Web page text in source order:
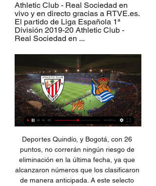
Athletic Club - Real Sociedad en
vivo y en directo gracias a RTVE.es.
El partido de Liga Española 1ª
División 2019-20 Athletic Club -
Real Sociedad en ...
Deportes Quindío, y Bogotá, con 26 puntos, no correrán ningún riesgo de eliminación en la última fecha, ya que alcanzaron números que los clasificaron de manera anticipada. A este selecto grupo también se encuentran Boyacá Chicó (24 pts.) y Real Cartagena (23 pts.), que lograron los resultados necesarios para hacerse inalcanzables en el tema de la puntuación.

Veracruz. Los nombres de los culpables de la mala racha del Veracruz. Seis docenas de jugadores de los Tiburones Rojos entraron en el libro negro del fútbol internacional …

Madrid, 29 sep (EFE).- El Eibar podrá a prueba la capacidad de reacción del Real Madrid en el Bernabéu, donde el líder tiene que cortar la racha de dos empates seguidos en la Liga, además del de la "Champions", acosado por el Barcelona que no falla y que visita Balaídos tan solo...

Velez vs Rosario Central en vivo - @Crack Deportivo. Velez Sarsfield - Rosario Central. Related Videos . Previa Patronato vs Vélez Sarsfield - Jornada 15 - Superliga Argentina... - Pronósticos y horarios. Deja tu pronóstico en los comentarios! Previa completa y más pronósticos en:.

RESULTADOS: Leones de Yucatán 4-2 Rieleros de Aguascalientes, Bravos de León 2-1 Acereros de Monclova, Sultanes de Monterrey 12-9 Pericos de Puebla, Diablos Rojos del México 6-5 Tecolotes de los Dos Laredos, Tigres de Quintana Roo 6-2 Generales de Durango, y Olmecas de Tabasco 7-2 Saraperos de Saltillo.

Argentina - CA Aldosivi - Resultados, fixtures, calendario, estadísticas - Envivo24 El servicio de los resultados de fútbol en vivo más rápido y confiable! Inicio

Los del meta, que estaban de locales en Tunja, debieron cambiarse porque Boyacá Chicó jugará allí a la misma hora. Deportes Quindío, con el tiquete asegurado a semifinales, será juez de Llaneros, que debe ganar para pelear clasificación. El juego Llaneros Fútbol Club-Deportes Quindío, por

Información: El resultado Sport Victoria vs. Alianza Atlético de Fútbol de Perú se muestra en tiempo real. Si la transmisión en vivo y en directo no se encuentra disponible, el resultado será actualizado apenas finalice el partido.

Fecha número 2 del fútbol de primera división de México a jugarse el día Sábado 15 de Enero 2011, un juego bastante llevado al morbo, por el simple hecho de que ambos equipos estan inmersos en la lucha por no descender, así pues este Tigres Necaxa Online será sin …

Obtén fácilmente instrucciones y direcciones desde Polideportivo Tigres UANL con la aplicación Moovit o desde el sitio web. Hacemos que viajar a Polideportivo Tigres UANL sea fácil, por eso más de 460 millones de usuarios, incluidos los usuarios de Monterrey, confían en Moovit como la mejor aplicación de transporte público.

El uruguayo Tabaré Vázquez llega al primer año de su segunda presidencia con muchos pendientes: mejorar la economía, mantener a raya el desempleo y probar que la izquierda puede gobernar en tiempos de vacas flacas, dijeron a Sputnik Nóvosti empresarios, sindicalistas y analistas.

Ver Athletic vs Real Sociedad en directo Athletic Club vs Re hace 9 horas — Athletic Club Real Sociedad marcadores en directo (y ver en vivo gratis Date and time 13/1/2024, 9:30. Estadio San Mamés. Lugar.

Real Sociedad - Últimas noticias Real Sociedad. Athletic Club - Real Sociedad: horario y dónde ver en TV hoy el partido de. LALIGA EA Sports. Athletic Club - Real Sociedad: horario y dónde ver ...

Athletic Real Sociedad vídeo del partido Athletic Club 2-0 R hace 8 horas — Por internet podrán seguir la cobertura minuto a minuto en vivo que se Necaxa vs Chivas en VIVO. Athletic contra Real Sociedad vídeo del ...

Saber que de forma inmediata vas a tener una respuesta de una persona experta te da seguridad, tanto para nosotras, familiares de referencia, como para mi marido saber de la disponibilidad de alertar en caso de que sea necesario" (Familiar de usuario con Teleasistencia domiciliaria Lugo) "

La nota es de Samu (Rantifusiano total y un tío mu legal y digno de crédito) y me ha llegado tal cual así.... Saludos Geodudes! Como bien sabéis, el grupo ultra 'Hazte Oir' ha logrado, bajo amenazas de boicot, que ciertas marcas dejen de publicitarse en La Sexta a raiz de la emisión de los espaciales "Salvados por la Iglesia" dos programas.

Autorizo a Eurosport para el envío de noticias e información sobre sus productos y servicios. Crea tu cuenta Haciendo click en "Crear mi cuenta" usted acepta Términos y condiciones incluido nuestro Política de cookies .For more information about how we use your personal data, please refer to our Política de …

Horario, resultado y estadísticas del Bonsucesso - Barra da Tijuca | Carioca 2 G 2 2018 ¡Vas a denunciar un contenido! x. Denuncia sólo contenidos que incumplan nuestras Normas de uso o conducta. Aunque revisamos todas las denuncias que nos llegan, sólo respondemos si procede.

En Turquia un ingenioso proyecto en beneficio de los perros callejeros puesto en marcha como prototipo en Estambul, Turquía, como una iniciativa de responsabilidad social para alimentar y saciar la sed de los animales de la calle, patrocinada por Yücesan Wagon Co. y la Asociación Vida Ecológica Oliva ( ZEYED es ) en cooperación con el I + D.

Jose Antonio Goulart está en Facebook. Únete a Facebook para conectar con Jose Antonio Goulart y otras personas que tal vez conozcas. Facebook da a la...

Real Sociedad TV HIGHLIGHTS | Athletic Club 0-1 Real Sociedad | Final Copa del Rey. Real FACE TO FACE | 1997ko belaunaldia | Aihen Muñoz vs Ander Guevara | Real Sociedad.

[Redacción] Se anunciaron las series inaugurales para la temporada 2017: Ciudad de México.- Los Piratas de Campeche levantarán el telón de la Temporada 2017 de la Liga Mexicana de Béisbol en casa, cuando el 31 de marzo reciban a los Olmecas de Tabasco, se acordó en la Asamblea de Presidentes de LMB, donde también se confirmó que el.

Amistosos Comentarios en directo del Costa de Marfil v RD Congo 13 de octubre de 2019, incluyendo todas las estadísticas y eventos clave del partido, actualizado al instante.

Donde televisan ATHLETIC BILBAO REAL SOCIEDAD hace 11 horas — Donde televisan Athletic Club Bilbao Real Sociedad hoy liga y donde ver Athletic Bilbao online gratis directo por internet en vivo en línea hd ...

Tottenham recibe al combinado de Liverpool en el Estadio Wanda Metropolitano por el compromiso en vivo de la final de la Champion League. Los dirigidos por Pochettino buscan imponerse ante los Reds, salir victoriosos con miras al título del torneo.

Resumen del Athletic Bilbao 0 - Barcelona 0: Vuelve a salvar al Barça en San Mamés con varias paradas prodigiosas. Messi, tocado, no pudo destacar. Empieza una nueva Liga: el Madrid se pone a seis puntos del líder.

Descubre a que hora juega Celta de Vigo vs Valencia en vivo y en Directo Hoy sábado 24 de agosto del 2019 partido. Celta de Vigo y Valencia por la fase de grupos de la España LaLiga Santander En Tarjetarojatvonline.com podras seguir la transmision entre Celta de Vigo vs Valencia en vivo y. Sevilla vs Slavia Praga: alineaciones iniciales

Ver Real Sociedad vs Athletic Bilbao el 30.09.2023 – Resúmenes y transmisiones en vivo del encuentro de fútbol La Liga 2023/24 entre Real Sociedad y Athletic Bilbao. El mejor lugar para ver el partido del ...

CHOQUE DE CANDELA ENTRE ALIANZA ATLÉTICO VS CÉSAR VALLEJO POR LA FECHA 27 SEGUNDA PROFESIONAL. Este domingo desde las 13:00 horas, el norte peruano se paralizará para vivir 90′ de candela, cuando se vean las caras Alianza Atlético y la Universidad César Vallejo, en un choque correspondiente a la jornada 27 del Torneo de la Segunda.

Puerto Rico, llamado oficialmente Estado Libre Asociado de Puerto Rico, es un territorio no incorporado de los Estados Unidos con estatus de autogobierno, se encuentra situado al noreste del Caribe, al este de la República Dominicana y al oeste de las Islas Vírgenes.

Athletic Club - Real Sociedad en directo - La Liga Siga el partido La Liga en directo Fútbol en streaming entre el Athletic Club y el Real Sociedad con Eurosport. El partido comienza a las 16:15 el 15 de ...

Dónde ver en vivo y en directo online el derbi vasco Real 29 sept 2023 — Te contamos dónde ver en directo online el Real Sociedad vs. Athletic Club de Bilbao de La Liga 2023-2024: Movistar, DAZN, ...

Amistosos Comentarios en directo del Ecuador v Argentina 13 de octubre de 2019, incluyendo todas las estadísticas y eventos clave del partido, actualizado al instante.

Jornada 26: ATHLETIC-REAL SOCIEDAD Jornada 26: ATHLETIC-REAL SOCIEDAD · 93:13 Final del partido en San Mamés · 90:41 Fiuera de juego de J. · 89:26 Disparo mordido de Toquero, a las manos de Bravo ...

El vallisoletano firmó con el Córdoba CF por dos cursos más otro opcional en caso de ascenso. Cordoba CF. González, en su última aparición pública en Córdoba. González deja caer el 10 de diciembre como fecha del fin de la era León en el Córdoba CF. Rafael Cano.

EN VIVO l. a. fecha 11 del fútbol paraguayo. El encuentro irá ONLINE desde las 17:15(hora peruana) vía LIVE STREAMING de TIGO Sports.MINUTO A MINUTO los angeles visita ante Cerro Porteño. - 61' ¡GOOOOOOOOOL DE CERRO PORTEÑO! Joaquín Larrivey aprovechó una buena habilitación y anota su 'hat-trick' ante Sol de América en el Defensores.

Atlético Rafaela y Central. La fecha continuará mañana a las 12.00 con el partido en el cual Brown de Adrogué será local de. a las 18.00 Mitre de Santiago del Estero recibirá a Temperley con arbitraje de Eduardo Gutiérrez y televisación en directo por la señal deportiva de cable TyC Sports y …

Tareas en Línea, Ciudad de México. 81K likes. Somos un grupo de expertos que te ayudarán con tus tareas para que ocupes tu tiempo libre en lo que más... Jump to. Sections of this page. Accessibility Help. Press alt + / to open this menu.. Argentina, Perú, Chile y México!

Resultado Venados vs. Juárez, Fútbol de México, 05 de febrero, 2016. Resultado, marcador, goles, tarjetas, alineaciones, jugadores, árbitros, estadísticas, goles.

Ver REAL SOCIEDAD-Athletic Club Online Gratis HOY